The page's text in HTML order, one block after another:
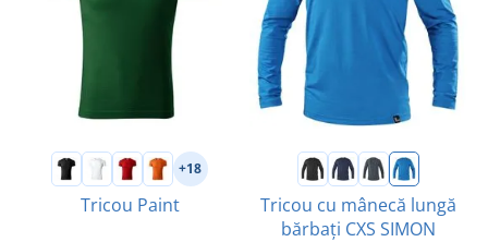
+18
Tricou Paint
Tricou cu mânecă lungă
bărbați CXS SIMON